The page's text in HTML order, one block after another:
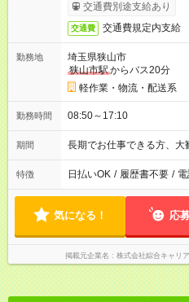
交通費別途支給あり
交通費 交通費規定内支給
勤務地
埼玉県狭山市
狭山市駅からバス20分
軽作業・物流・配送系
勤務時間 08:50～17:10
期間 長期でお仕事できる方、大
特徴 日払いOK / 履歴書不要 /
気になる！ 応
掲載元企業名 株式会社綜合キャリ